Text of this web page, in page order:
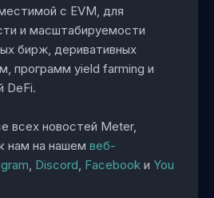
с EVM, для
и масштабируемости
бирж, деривативных
программ yield farming и
DeFi.
всех новостей Meter,
нам на нашем веб-
, Discord, Facebook и You